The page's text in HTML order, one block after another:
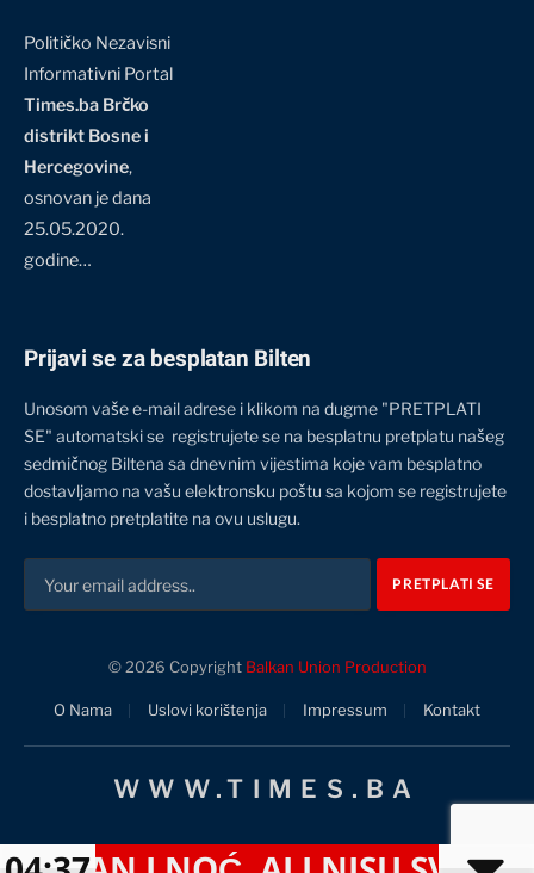
Političko Nezavisni
Informativni Portal
Times.ba Brčko
distrikt Bosne i
Hercegovine,
osnovan je dana
25.05.2020.
godine…
Prijavi se za besplatan Bilten
Unosom vaše e-mail adrese i klikom na dugme "PRETPLATI
SE" automatski se registrujete se na besplatnu pretplatu našeg
sedmičnog Biltena sa dnevnim vijestima koje vam besplatno
dostavljamo na vašu elektronsku poštu sa kojom se registrujete
i besplatno pretplatite na ovu uslugu.
© 2026 Copyright Balkan Union Production
O Nama Uslovi korištenja Impressum Kontakt
WWW.TIMES.BA